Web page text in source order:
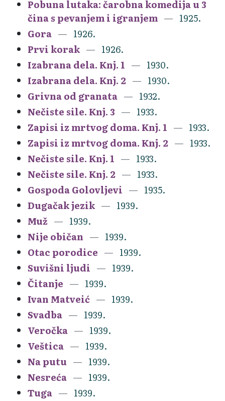
Pobuna lutaka: čarobna komedija u 3
čina s pevanjem i igranjem
1925.
Gora
1926.
Prvi korak
1926.
Izabrana dela. Knj. 1
1930.
Izabrana dela. Knj. 2
1930.
Grivna od granata
1932.
Nečiste sile. Knj. 3
1933.
Zapisi iz mrtvog doma. Knj. 1
1933.
Zapisi iz mrtvog doma. Knj. 2
1933.
Nečiste sile. Knj. 1
1933.
Nečiste sile. Knj. 2
1933.
Gospoda Golovljevi
1935.
Dugačak jezik
1939.
Muž
1939.
Nije običan
1939.
Otac porodice
1939.
Suvišni ljudi
1939.
Čitanje
1939.
Ivan Matveić
1939.
Svadba
1939.
Veročka
1939.
Veštica
1939.
Na putu
1939.
Nesreća
1939.
Tuga
1939.